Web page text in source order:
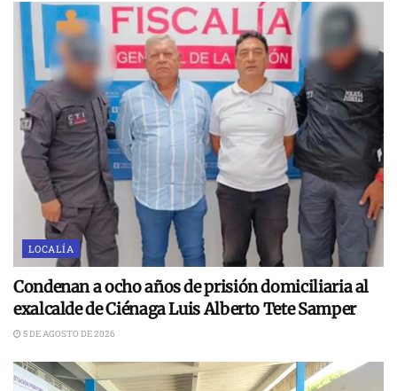
LOCALÍA
Condenan a ocho años de prisión domiciliaria al
exalcalde de Ciénaga Luis Alberto Tete Samper
5 DE AGOSTO DE 2026